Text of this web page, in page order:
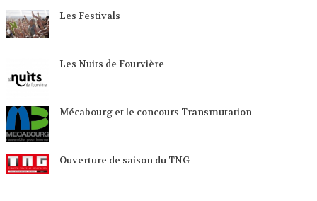
Les Festivals
Les Nuits de Fourvière
Mécabourg et le concours Transmutation
Ouverture de saison du TNG